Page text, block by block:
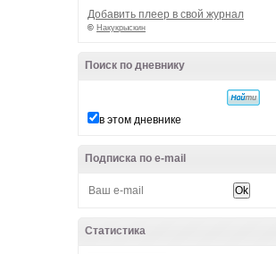
Добавить плеер в свой журнал
© Накукрыскин
Поиск по дневнику
в этом дневнике
Подписка по e-mail
Статистика